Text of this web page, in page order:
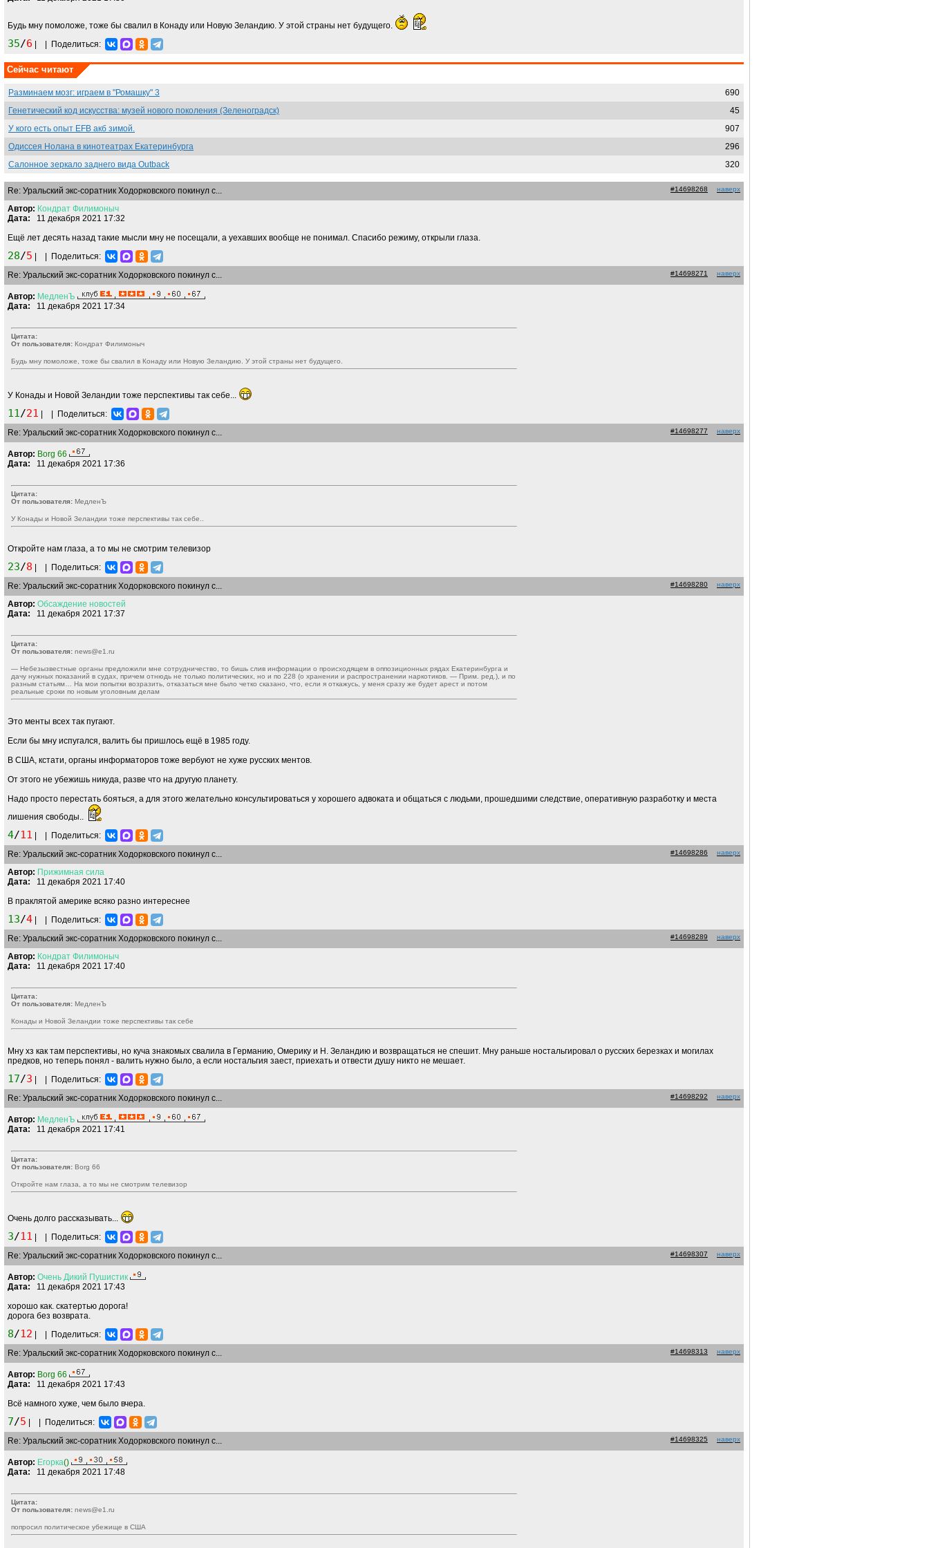
Будь мну помоложе, тоже бы свалил в Конаду или Новую Зеландию. У этой страны нет будущего.
35/6 Поделиться:
Сейчас читают
Разминаем мозг: играем в "Ромашку" 3
690
Генетический код искусства: музей нового поколения (Зеленоградск)
45
У кого есть опыт EFB акб зимой.
907
Одиссея Нолана в кинотеатрах Екатеринбурга
296
Салонное зеркало заднего вида Outback
320
Re: Уральский экс-соратник Ходорковского покинул с... #14698268 наверх
Автор: Кондрат Филимоныч
Дата: 11 декабря 2021 17:32
Ещё лет десять назад такие мысли мну не посещали, а уехавших вообще не понимал. Спасибо режиму, открыли глаза.
28/5
Поделиться:
Re: Уральский экс-соратник Ходорковского покинул с...
#14698271 наверх
Автор: МедленЪ
Дата: 11 декабря 2021 17:34
Цитата:
От пользователя: Кондрат Филимоныч
Будь мну помоложе, тоже бы свалил в Конаду или Новую Зеландию. У этой страны нет будущего.
У Конады и Новой Зеландии тоже перспективы так себе...
11/21
Поделиться:
Re: Уральский экс-соратник Ходорковского покинул с...
#14698277 наверх
Автор: Borg 66
Дата: 11 декабря 2021 17:36
Цитата:
От пользователя: МедленЪ
У Конады и Новой Зеландии тоже перспективы так себе..
Откройте нам глаза, а то мы не смотрим телевизор
23/8
Поделиться:
Re: Уральский экс-соратник Ходорковского покинул с...
#14698280 наверх
Автор: Обсаждение новостей
Дата: 11 декабря 2021 17:37
Цитата:
От пользователя: news@e1.ru
— Небезызвестные органы предложили мне сотрудничество, то бишь слив информации о происходящем в оппозиционных рядах Екатеринбурга и
дачу нужных показаний в судах, причем отнюдь не только политических, но и по 228 (о хранении и распространении наркотиков. — Прим. ред.), и по
разным статьям… На мои попытки возразить, отказаться мне было четко сказано, что, если я откажусь, у меня сразу же будет арест и потом
реальные сроки по новым уголовным делам
Это менты всех так пугают.
Если бы мну испугался, валить бы пришлось ещё в 1985 году.
В США, кстати, органы информаторов тоже вербуют не хуже русских ментов.
От этого не убежишь никуда, разве что на другую планету.
Надо просто перестать бояться, а для этого желательно консультироваться у хорошего адвоката и общаться с людьми, прошедшими следствие, оперативную разработку и места
лишения свободы..
4/11
Поделиться:
Re: Уральский экс-соратник Ходорковского покинул с...
#14698286 наверх
Автор: Прижимная сила
Дата: 11 декабря 2021 17:40
В праклятой америке всяко разно интереснее
13/4
Поделиться:
Re: Уральский экс-соратник Ходорковского покинул с...
#14698289 наверх
Автор: Кондрат Филимоныч
Дата: 11 декабря 2021 17:40
Цитата:
От пользователя: МедленЪ
Конады и Новой Зеландии тоже перспективы так себе
Мну хз как там перспективы, но куча знакомых свалила в Германию, Омерику и Н. Зеландию и возвращаться не спешит. Мну раньше ностальгировал о русских березках и могилах
предков, но теперь понял - валить нужно было, а если ностальгия заест, приехать и отвести душу никто не мешает.
17/3
Поделиться:
Re: Уральский экс-соратник Ходорковского покинул с...
#14698292 наверх
Автор: МедленЪ
Дата: 11 декабря 2021 17:41
Цитата:
От пользователя: Borg 66
Откройте нам глаза, а то мы не смотрим телевизор
Очень долго рассказывать...
3/11
Поделиться:
Re: Уральский экс-соратник Ходорковского покинул с...
#14698307 наверх
Автор: Очень Дикий Пушистик
Дата: 11 декабря 2021 17:43
хорошо как. скатертью дорога!
дорога без возврата.
8/12
Поделиться:
Re: Уральский экс-соратник Ходорковского покинул с...
#14698313 наверх
Автор: Borg 66
Дата: 11 декабря 2021 17:43
Всё намного хуже, чем было вчера.
7/5
Поделиться:
Re: Уральский экс-соратник Ходорковского покинул с...
#14698325 наверх
Автор: Егорка()
Дата: 11 декабря 2021 17:48
Цитата:
От пользователя: news@e1.ru
попросил политическое убежище в США